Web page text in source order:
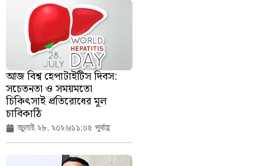
আজ বিশ্ব হেপাটাইটিস দিবস:
সচেতনতা ও সময়মতো
চিকিৎসাই প্রতিরোধের মূল
চাবিকাঠি
জুলাই ২৮, ২০২৬১১:০৫ পূর্বাহ্ণ